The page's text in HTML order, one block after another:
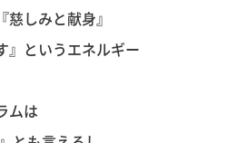
しみと献身』
』というエネルギー
ムは